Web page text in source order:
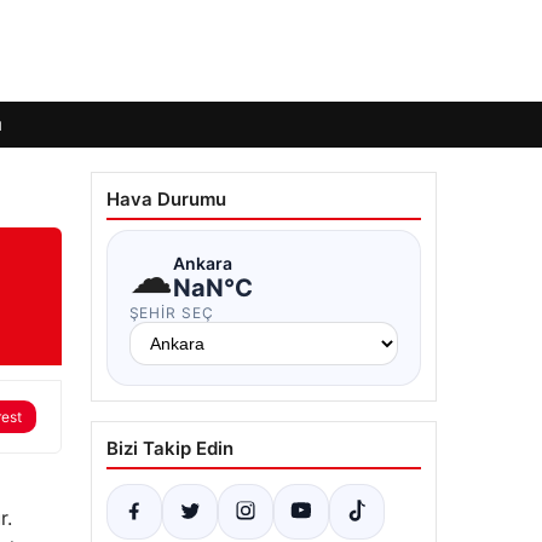
Hava Durumu
☁Ankara
NaN°C
ŞEHIR SEÇ
Bizi Takip Edin